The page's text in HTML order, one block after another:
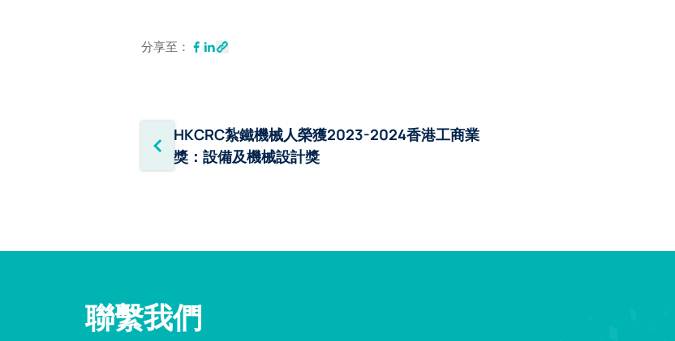
分享至：
HKCRC紮鐵機械人榮獲2023-2024香港工商業
獎：設備及機械設計獎
聯繫我們